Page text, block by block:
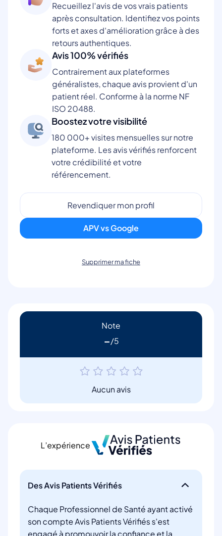
Recueillez l'avis de vos vrais patients
après consultation. Identifiez vos points
forts et axes d'amélioration grâce à des
retours authentiques.
Avis 100% vérifiés
Contrairement aux plateformes
généralistes, chaque avis provient d'un
patient réel. Conforme à la norme NF
ISO 20488.
Boostez votre visibilité
180 000+ visites mensuelles sur notre
plateforme. Les avis vérifiés renforcent
votre crédibilité et votre
référencement.
Revendiquer mon profil
APV vs Google
Supprimer ma fiche
Note
-
Aucun avis
L’expérience
Des Avis Patients Vérifiés
Chaque Professionnel de Santé ayant activé
son compte Avis Patients Vérifiés s'est